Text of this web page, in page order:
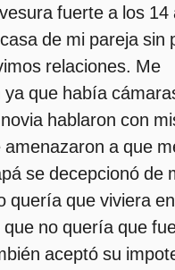
fuerte a los 14
de mi pareja sin
relaciones. Me
que había
hablaron con
a que
se decepcionó de
quería que viviera
no quería que
aceptó su